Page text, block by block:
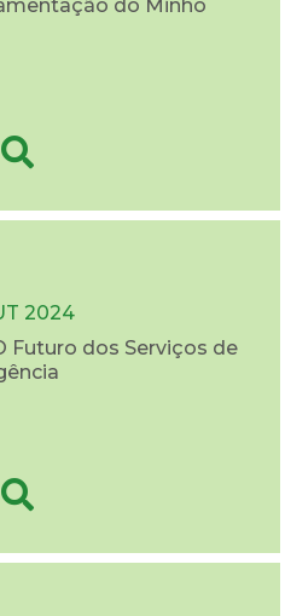
do Minho
2024
Futuro dos Serviços de